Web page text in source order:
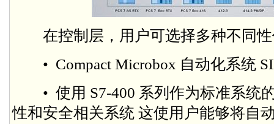
在控制层，用户可选择多种不同性
• Compact Microbox 自动化系统
• 使用 S7-400 系列作为标准系统
性和安全相关系统 这使用户能够将自